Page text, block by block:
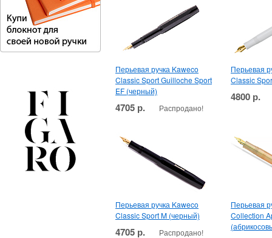
Перьевая ручка Kaweco
Classic Sport Guilloche Sport
EF (черный)
4705 р. Распродано!
Перьевая
Classic
4800 р.
Перьевая ручка Kaweco
Classic Sport M (черный)
4705 р. Распродано!
Перьевая
Collection